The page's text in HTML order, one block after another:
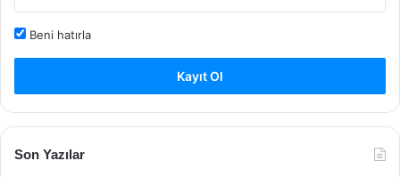
Beni hatırla
Kayıt Ol
Son Yazılar